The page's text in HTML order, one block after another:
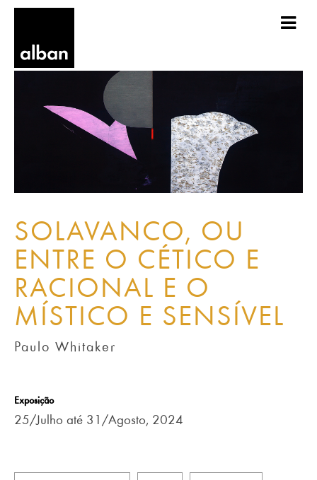
SOLAVANCO, OU
ENTRE O CÉTICO E
RACIONAL E O
MÍSTICO E SENSÍVEL
Paulo Whitaker
Exposição
25/Julho até 31/Agosto, 2024